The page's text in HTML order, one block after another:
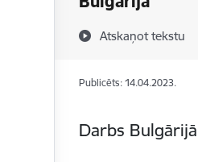
Atskaņot tekstu
Publicēts: 14.04.2023.
Darbs Bulgārijā